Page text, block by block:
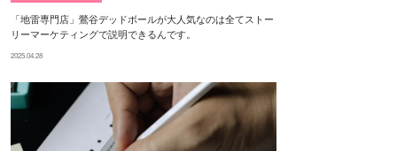
「地雷専門店」鶯谷デッドボールが大人気なのは全てストー
リーマーケティングで説明できるんです。
2025.04.28